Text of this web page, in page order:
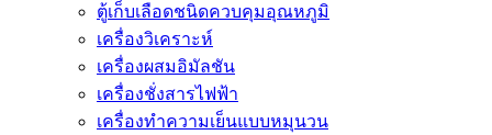
ตู้เก็บเลือดชนิดควบคุมอุณหภูมิ
เครื่องวิเคราะห์
เครื่องผสมอิมัลชัน
เครื่องชั่งสารไฟฟ้า
เครื่องทำความเย็นแบบหมุนวน